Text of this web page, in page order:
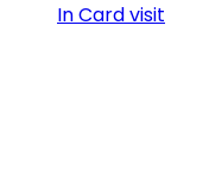
In Card visit